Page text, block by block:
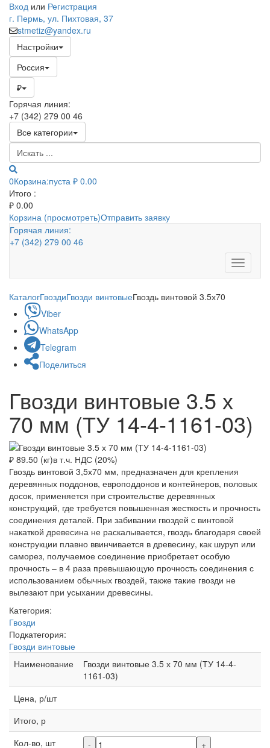
Вход или Регистрация
г. Пермь, ул. Пихтовая, 37
stmetiz@yandex.ru
Настройки
Россия
₽
Горячая линия:
+7 (342) 279 00 46
Все категории
0Корзина:пуста ₽ 0.00
Итого :
₽ 0.00
Корзина (просмотреть)Отправить заявку
Горячая линия:
+7 (342) 279 00 46
Toggle
КаталогГвоздиГвозди винтовыеГвоздь винтовой 3.5х70
Viber
WhatsApp
Telegram
Поделиться
Гвозди винтовые 3.5 х
70 мм (ТУ 14-4-1161-03)
₽ 89.50 (кг)в т.ч. НДС (20%)
Гвоздь винтовой 3,5х70 мм, предназначен для крепления
деревянных поддонов, европоддонов и контейнеров, половых
досок, применяется при строительстве деревянных
конструкций, где требуется повышенная жесткость и прочность
соединения деталей. При забивании гвоздей с винтовой
накаткой древесина не раскалывается, гвоздь благодаря своей
конструкции плавно ввинчивается в древесину, как шуруп или
саморез, получаемое соединение приобретает особую
прочность – в 4 раза превышающую прочность соединения с
использованием обычных гвоздей, также такие гвозди не
вылезают при усыхании древесины.
Категория:
Гвозди
Подкатегория:
Гвозди винтовые
Наименование
Гвозди винтовые 3.5 х 70 мм (ТУ 14-4-
1161-03)
Цена, р/шт
Итого, р
Кол-во, шт
- +